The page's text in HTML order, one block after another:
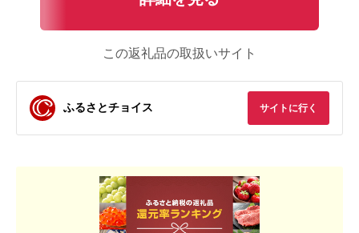
この返礼品の取扱いサイト
ふるさとチョイス サイトに行く